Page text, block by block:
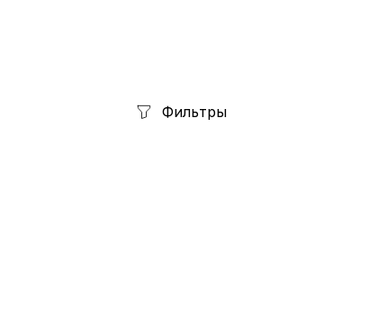
Фильтры